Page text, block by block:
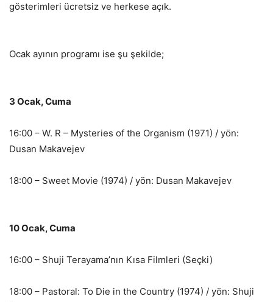
gösterimleri ücretsiz ve herkese açık.
Ocak ayının programı ise şu şekilde;
3 Ocak, Cuma
16:00 – W. R – Mysteries of the Organism (1971) / yön:
Dusan Makavejev
18:00 – Sweet Movie (1974) / yön: Dusan Makavejev
10 Ocak, Cuma
16:00 – Shuji Terayama’nın Kısa Filmleri (Seçki)
18:00 – Pastoral: To Die in the Country (1974) / yön: Shuji